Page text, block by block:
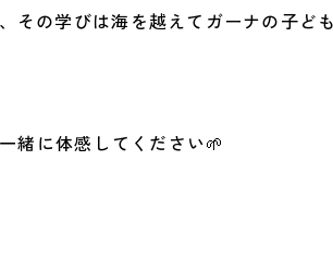
その学びは海を越えてガーナの子
緒に体感してください🌱